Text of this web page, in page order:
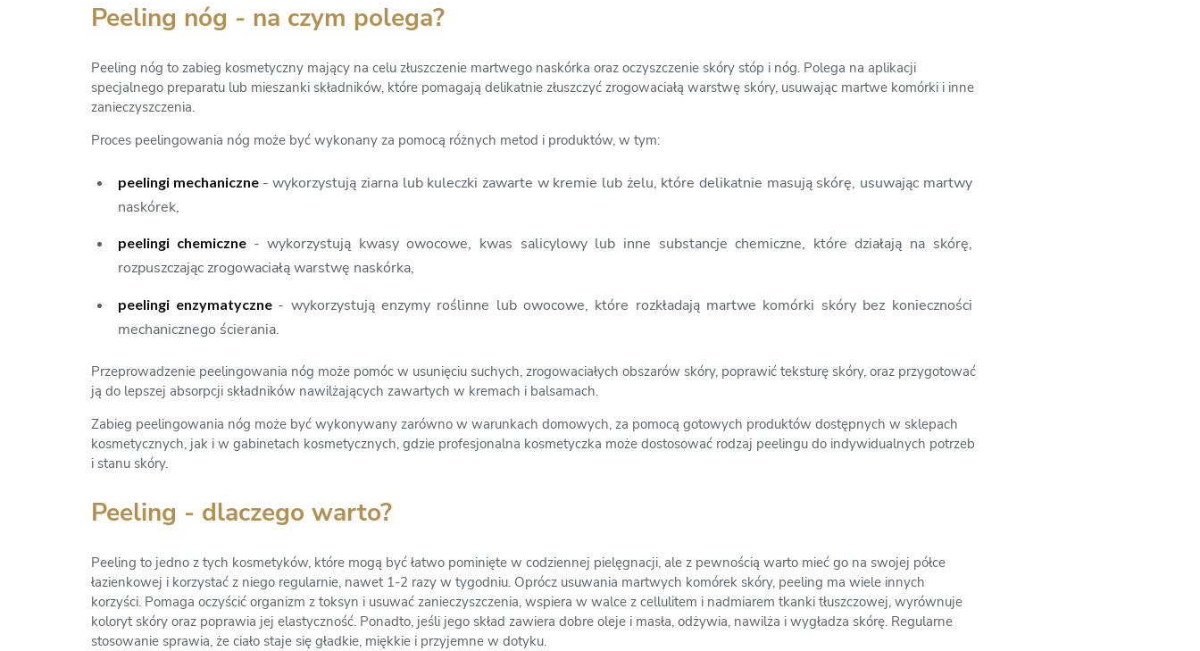
Peeling nóg - na czym polega?
Peeling nóg to zabieg kosmetyczny mający na celu złuszczenie martwego naskórka oraz oczyszczenie skóry stóp i nóg. Polega na aplikacji
specjalnego preparatu lub mieszanki składników, które pomagają delikatnie złuszczyć zrogowaciałą warstwę skóry, usuwając martwe komórki i inne
zanieczyszczenia.
Proces peelingowania nóg może być wykonany za pomocą różnych metod i produktów, w tym:
peelingi mechaniczne - wykorzystują ziarna lub kuleczki zawarte w kremie lub żelu, które delikatnie masują skórę, usuwając martwy
naskórek,
peelingi chemiczne - wykorzystują kwasy owocowe, kwas salicylowy lub inne substancje chemiczne, które działają na skórę,
rozpuszczając zrogowaciałą warstwę naskórka,
peelingi enzymatyczne - wykorzystują enzymy roślinne lub owocowe, które rozkładają martwe komórki skóry bez konieczności
mechanicznego ścierania.
Przeprowadzenie peelingowania nóg może pomóc w usunięciu suchych, zrogowaciałych obszarów skóry, poprawić teksturę skóry, oraz przygotować
ją do lepszej absorpcji składników nawilżających zawartych w kremach i balsamach.
Zabieg peelingowania nóg może być wykonywany zarówno w warunkach domowych, za pomocą gotowych produktów dostępnych w sklepach
kosmetycznych, jak i w gabinetach kosmetycznych, gdzie profesjonalna kosmetyczka może dostosować rodzaj peelingu do indywidualnych potrzeb
i stanu skóry.
Peeling - dlaczego warto?
Peeling to jedno z tych kosmetyków, które mogą być łatwo pominięte w codziennej pielęgnacji, ale z pewnością warto mieć go na swojej półce
łazienkowej i korzystać z niego regularnie, nawet 1-2 razy w tygodniu. Oprócz usuwania martwych komórek skóry, peeling ma wiele innych
korzyści. Pomaga oczyścić organizm z toksyn i usuwać zanieczyszczenia, wspiera w walce z cellulitem i nadmiarem tkanki tłuszczowej, wyrównuje
koloryt skóry oraz poprawia jej elastyczność. Ponadto, jeśli jego skład zawiera dobre oleje i masła, odżywia, nawilża i wygładza skórę. Regularne
stosowanie sprawia, że ciało staje się gładkie, miękkie i przyjemne w dotyku.